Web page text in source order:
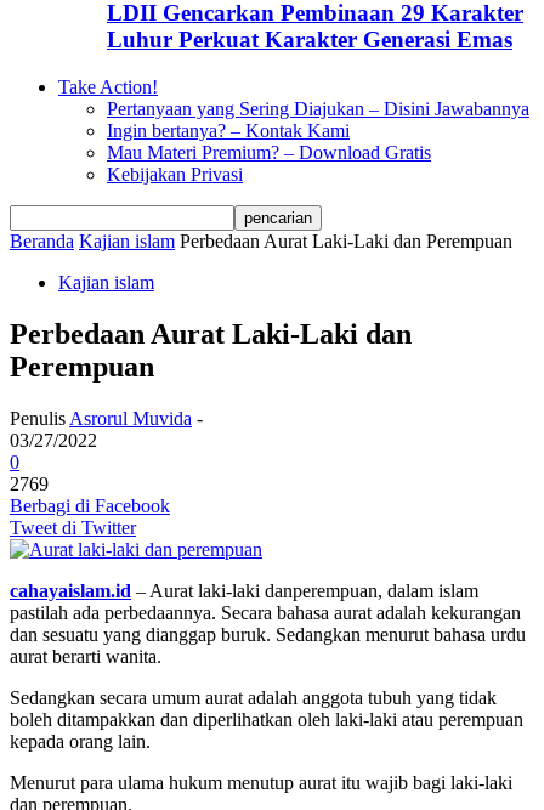
LDII Gencarkan Pembinaan 29 Karakter
Luhur Perkuat Karakter Generasi Emas
Take Action!
Pertanyaan yang Sering Diajukan – Disini Jawabannya
Ingin bertanya? – Kontak Kami
Mau Materi Premium? – Download Gratis
Kebijakan Privasi
Beranda Kajian islam Perbedaan Aurat Laki-Laki dan Perempuan
Kajian islam
Perbedaan Aurat Laki-Laki dan
Perempuan
Penulis Asrorul Muvida -
03/27/2022
0
2769
Berbagi di Facebook
Tweet di Twitter
cahayaislam.id – Aurat laki-laki danperempuan, dalam islam
pastilah ada perbedaannya. Secara bahasa aurat adalah kekurangan
dan sesuatu yang dianggap buruk. Sedangkan menurut bahasa urdu
aurat berarti wanita.
Sedangkan secara umum aurat adalah anggota tubuh yang tidak
boleh ditampakkan dan diperlihatkan oleh laki-laki atau perempuan
kepada orang lain.
Menurut para ulama hukum menutup aurat itu wajib bagi laki-laki
dan perempuan.